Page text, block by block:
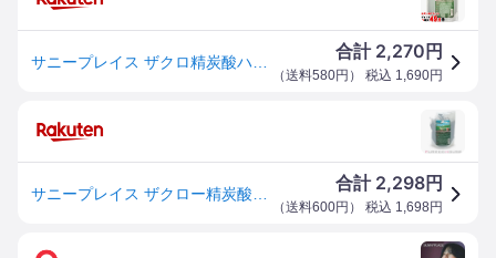
合計 2,270 円
（送料580円 ） 税込 1,690円
合計 2,298円
（送料600円 ） 税込 1,698 円